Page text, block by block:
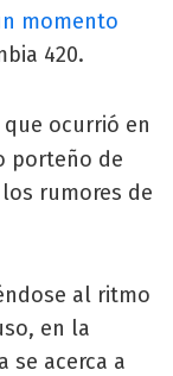
momento
420.
ocurrió en
porteño de
rumores de
al ritmo
en la
se acerca a